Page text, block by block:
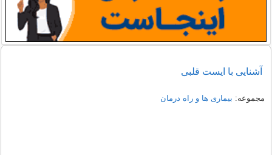
آشنایی با ایست قلبی
مجموعه: بیماری ها و راه درمان